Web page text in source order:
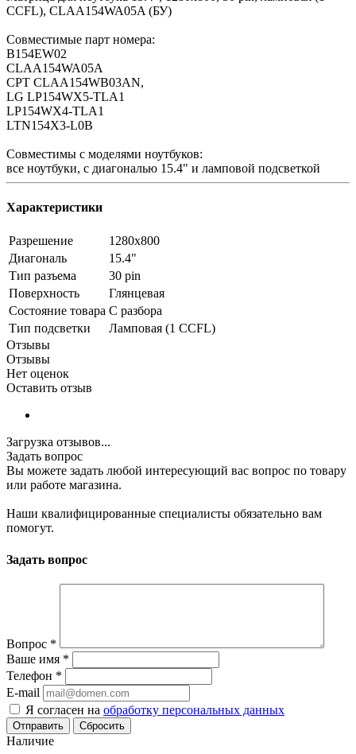
CCFL), CLAA154WA05A (БУ)
Совместимые парт номера:
B154EW02
CLAA154WA05A
CPT CLAA154WB03AN,
LG LP154WX5-TLA1
LP154WX4-TLA1
LTN154X3-L0B
Совместимы с моделями ноутбуков:
все ноутбуки, с диагональю 15.4" и ламповой подсветкой
Характеристики
Разрешение
1280x800
Диагональ
15.4"
Тип разъема
30 pin
Поверхность
Глянцевая
Состояние товара С разбора
Тип подсветки
Ламповая (1 CCFL)
Отзывы
Отзывы
Нет оценок
Оставить отзыв
Загрузка отзывов...
Задать вопрос
Вы можете задать любой интересующий вас вопрос по товару
или работе магазина.
Наши квалифицированные специалисты обязательно вам
помогут.
Задать вопрос
Вопрос *
Ваше имя *
Телефон *
E-mail
Я согласен на обработку персональных данных
Сбросить
Наличие